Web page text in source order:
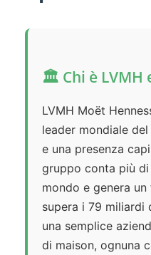
🏛️ Chi è LVMH
LVMH Moët
leader mondiale
e una presenza
gruppo conta più
mondo e genera
supera i 79 miliardi
una semplice
di maison, ognuna